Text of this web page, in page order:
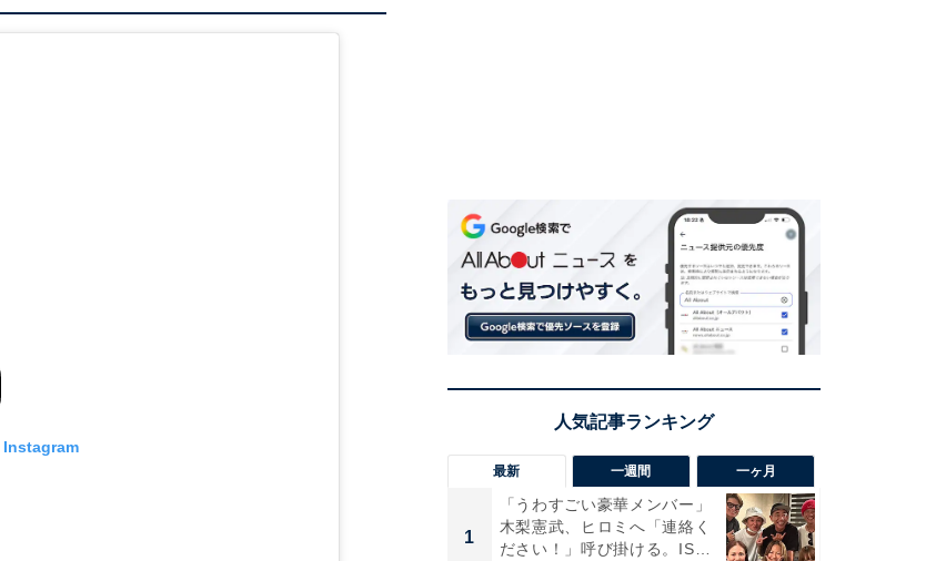
最新 一週間 一ヶ月
1
「うわすごい豪華メンバー」
木梨憲武、ヒロミへ「連絡く
ださい！」呼び掛ける。IS